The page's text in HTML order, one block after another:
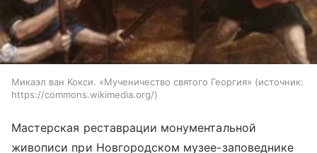
Микаэл ван Кокси. «Мученичество святого Георгия»
источник:
https://commons.wikimedia.org/
Мастерская реставрации монументальной
живописи при Новгородском музее-заповеднике